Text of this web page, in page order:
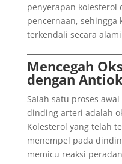
penyerapan kolesterol
pencernaan, sehingga
terkendali secara
Mencegah
dengan
Salah satu proses
dinding arteri adalah
Kolesterol yang telah
menempel pada
memicu reaksi